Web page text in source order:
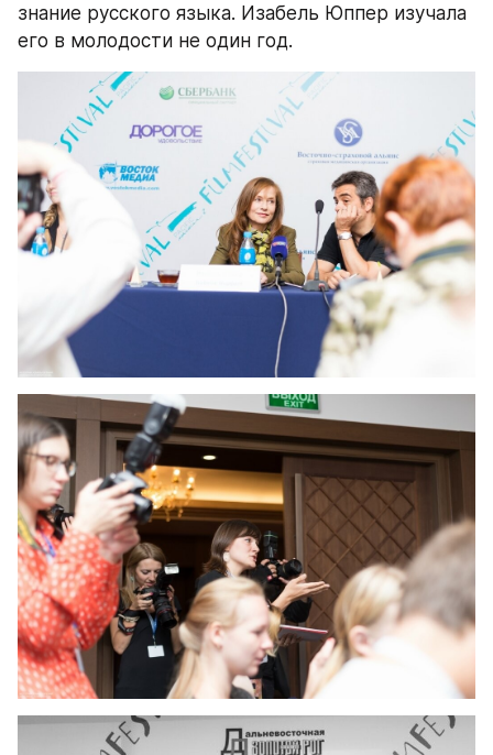
знание русского языка. Изабель Юппер изучала
его в молодости не один год.